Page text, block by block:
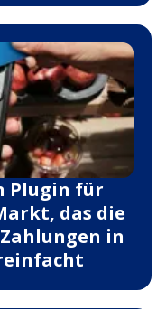
Plugin für
das die
in